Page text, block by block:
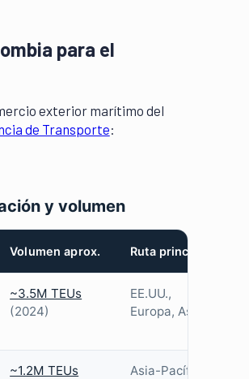
para el
exterior marítimo del
de Transporte:
y volumen
Volumen aprox. Ruta principal
~3.5M TEUs
(2024)
EE.UU.,
Europa, Asia
~1.2M TEUs
Asia-Pacífico